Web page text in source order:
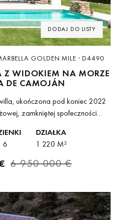
DODAJ DO LISTY
GOLDEN MILE · D4490
Z WIDOKIEM NA MORZE
DE CAMOJÁN
ukończona pod koniec 2022
zamkniętej społeczności
design oraz imponujące...
6
DZIAŁKA
1 220 M²
6 950 000 €